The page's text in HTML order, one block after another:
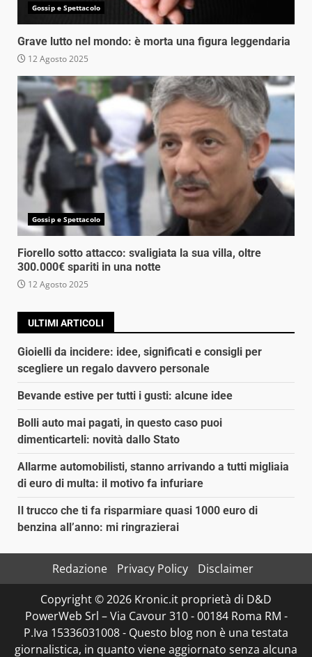
Gossip e Spettacolo
Grave lutto nel mondo: è morta una figura leggendaria
12 Agosto 2025
Gossip e Spettacolo
Fiorello sotto attacco: svaligiata la sua villa, oltre
300.000€ spariti in una notte
12 Agosto 2025
ULTIMI ARTICOLI
Gioielli da incidere: idee, significati e consigli per
scegliere un regalo davvero personale
Bevande estive per tutti i gusti: alcune idee
Bolli auto mai pagati, in questo caso puoi
dimenticarteli: novità dallo Stato
Allarme automobilisti, stanno arrivando a tutti migliaia
di euro di multa: il motivo fa infuriare
Il trucco che ti fa risparmiare quasi 1000 euro di
benzina all’anno: mi ringrazierai
Redazione Privacy Policy
Disclaimer
Copyright © 2026 Kronic.it proprietà di D&D
PowerWeb Srl – Via Cavour 310 - 00184 Roma RM -
P.Iva 15336031008 - Questo blog non è una testata
giornalistica, in quanto viene aggiornato senza alcuna